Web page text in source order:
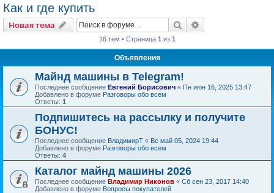
Как и где купить
Новая тема Поиск
16 тем • Страница 1 из 1
Объявления
Майнд машины в Telegram!
Последнее сообщение Евгений Борисович « Пн июн 16, 2025 13:47
Добавлено в форуме Разговоры обо всем
Ответы: 1
Подпишитесь на рассылку и получите
БОНУС!
Последнее сообщение ВладимирТ « Вс май 05, 2024 19:44
Добавлено в форуме Разговоры обо всем
Ответы: 4
Каталог майнд машины 2026
Последнее сообщение Владимир Никонов « Сб сен 23, 2017 14:40
Добавлено в форуме Вопросы покупателей